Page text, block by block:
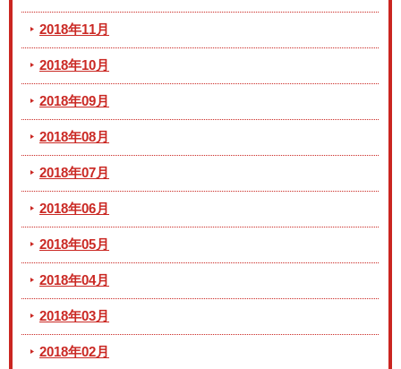
2018年11月
2018年10月
2018年09月
2018年08月
2018年07月
2018年06月
2018年05月
2018年04月
2018年03月
2018年02月